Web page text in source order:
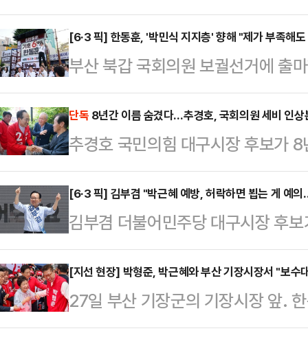
은 박근혜 전 대통령의 '등판 효과'
북갑 판세에 어떤 영향을 미칠지
장에서 시민들과 인사를 나눈 후 기
두고 감사한 마음이 더 깊어진다"
셨다가 전사하신 것으로 안다"며
일보다 더 중요한 일이 세상에 어디
(나라에…
[6·3 픽] 한동훈, '박민식 지지층' 향해 "제가 부족해
부산 북갑 국회의원 보궐선거에 출
힘 후보 지지층을 향해 "애국심으
라도 한 번만 봐달라"며 애절한 호
구포역 광장에서 집중유세를 열어
식을 더 지지하는 분들도 이번엔 다
식 찍는 건 그냥 하정우 (더불어민
생각해달라. 진짜 보수가 민주당의
소했다…
단독 8년간 이름 숨겼다…추경호, 국회의원 세비 인상
추경호 국민의힘 대구시장 후보가
로 기부해온 것으로 확인됐다.27일
2018년 2월부터 대구 달성군 현풍
매년 후원해 왔다. 누적 기부액은
후보가 선거운동 일정으로 해당 시
자가 추 후보였다고 언급하면서 알
년 국회의원 세비 인상이 계기가 됐
산되자 인상분을 …
[6·3 픽] 김부겸 "박근혜 예방, 허락하면 뵙는 게 예
김부겸 더불어민주당 대구시장 후
분이 허락한다면 찾아가 인사하는
일 대구 서구에 위치한 캠프에서 기
에 대해 "대구에 사는 전직 대통령
으로 해석할 일이 아니다"라며 이
[지선 현장] 박형준, 박근혜와 부산 기장시장서 "보수
27일 부산 기장군의 기장시장 앞.
가 집결해 있었다. 연령대도 다양